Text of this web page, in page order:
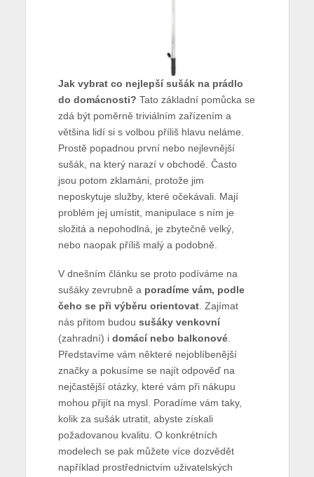
Jak vybrat co nejlepší sušák na prádlo
do domácnosti? Tato základní pomůcka se
zdá být poměrně triviálním zařízením a
většina lidí si s volbou příliš hlavu neláme.
Prostě popadnou první nebo nejlevnější
sušák, na který narazí v obchodě. Často
jsou potom zklamáni, protože jim
neposkytuje služby, které očekávali. Mají
problém jej umístit, manipulace s ním je
složitá a nepohodlná, je zbytečně velký,
nebo naopak příliš malý a podobně.
V dnešním článku se proto podíváme na
sušáky zevrubně a poradíme vám, podle
čeho se při výběru orientovat. Zajímat
nás přitom budou sušáky venkovní
(zahradní) i domácí nebo balkonové.
Představíme vám některé nejoblíbenější
značky a pokusíme se najít odpověď na
nejčastější otázky, které vám při nákupu
mohou přijít na mysl. Poradíme vám taky,
kolik za sušák utratit, abyste získali
požadovanou kvalitu. O konkrétních
modelech se pak můžete více dozvědět
například prostřednictvím uživatelských